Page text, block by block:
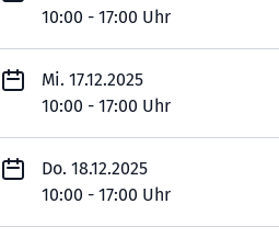
10:00 - 17:00 Uhr
Mi. 17.12.2025
10:00 - 17:00 Uhr
Do. 18.12.2025
10:00 - 17:00 Uhr